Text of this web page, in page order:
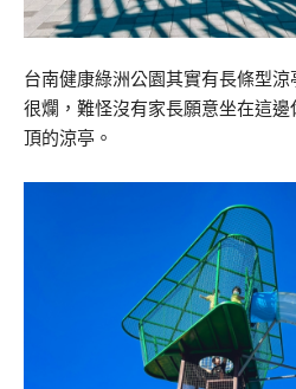
台南健康綠洲公園其實有長條型
很爛，難怪沒有家長願意坐在這
頂的涼亭。